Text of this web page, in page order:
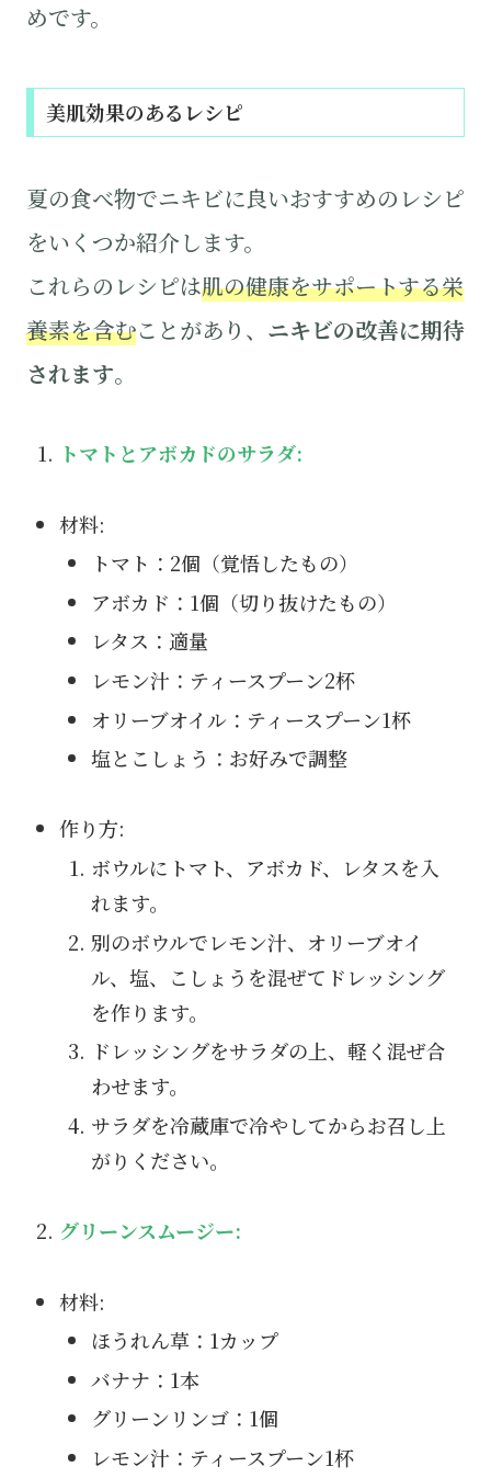
めです。
美肌効果のあるレシピ
夏の食べ物でニキビに良いおすすめのレシピ
をいくつか紹介します。
これらのレシピは肌の健康をサポートする栄
養素を含むことがあり、 ニキビの改善に期待
されます。
トマトとアボカドのサラダ:
材料:
トマト：2個（覚悟したもの）
アボカド：1個（切り抜けたもの）
レタス：適量
レモン汁：ティースプーン2杯
オリーブオイル：ティースプーン1杯
塩とこしょう：お好みで調整
作り方:
ボウルにトマト、アボカド、レタスを入
れます。
別のボウルでレモン汁、オリーブオイ
ル、塩、こしょうを混ぜてドレッシング
を作ります。
ドレッシングをサラダの上、軽く混ぜ合
わせます。
サラダを冷蔵庫で冷やしてからお召し上
がりください。
グリーンスムージー:
材料:
ほうれん草：1カップ
バナナ：1本
グリーンリンゴ：1個
レモン汁：ティースプーン1杯